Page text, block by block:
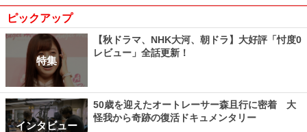
ピックアップ
特集
【秋ドラマ、NHK大河、朝ドラ】大好評「忖度0
レビュー」全話更新！
インタビュー
50歳を迎えたオートレーサー森且行に密着 大
怪我から奇跡の復活ドキュメンタリー